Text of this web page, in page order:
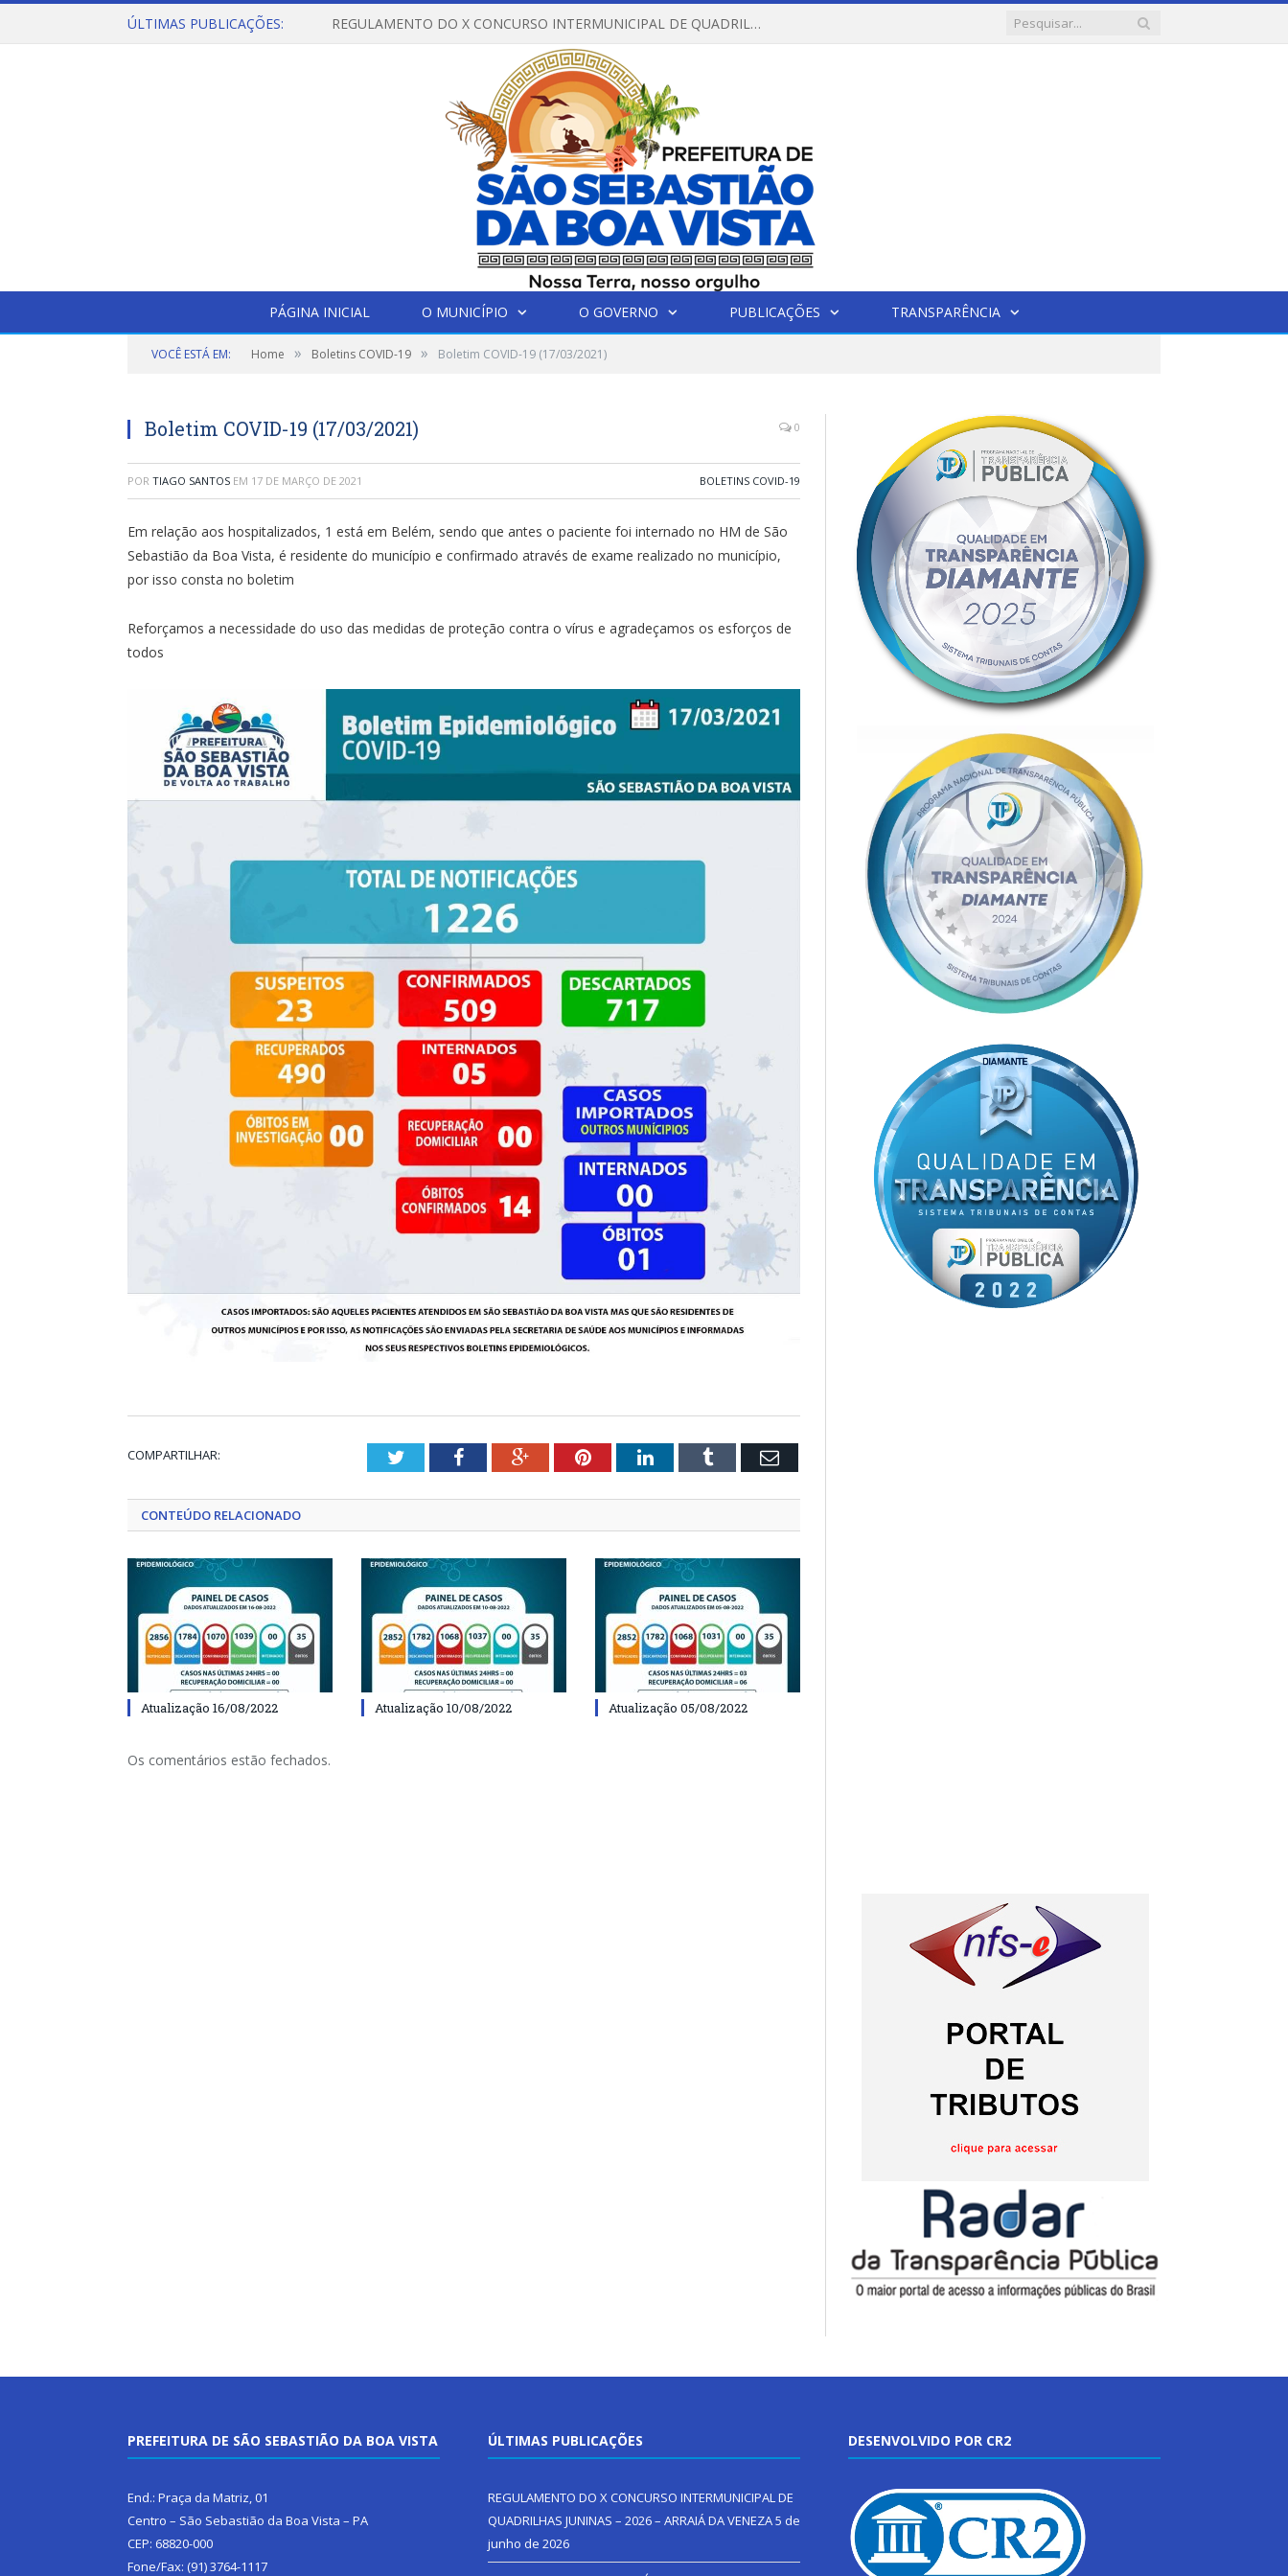
ÚLTIMAS PUBLICAÇÕES: REGULAMENTO DO X CONCURSO INTERMUNICIPAL DE QUADRILHAS JUNINAS – 2026 – ARRAIÁ DA VENEZA
PÁGINA INICIAL O MUNICÍPIO O GOVERNO PUBLICAÇÕES TRANSPARÊNCIA
VOCÊ ESTÁ EM: Home » Boletins COVID-19 » Boletim COVID-19 (17/03/2021)
Boletim COVID-19 (17/03/2021) 0
POR TIAGO SANTOS EM 17 DE MARÇO DE 2021 BOLETINS COVID-19
Em relação aos hospitalizados, 1 está em Belém, sendo que antes o paciente foi internado no HM de São
Sebastião da Boa Vista, é residente do município e confirmado através de exame realizado no município,
por isso consta no boletim
Reforçamos a necessidade do uso das medidas de proteção contra o vírus e agradeçamos os esforços de
todos
COMPARTILHAR: TwitterFacebookGoogle+PinterestLinkedInTumblr Email
CONTEÚDO RELACIONADO
Atualização 16/08/2022 Atualização 10/08/2022 Atualização 05/08/2022
Os comentários estão fechados.
PREFEITURA DE SÃO SEBASTIÃO DA BOA VISTA
End.: Praça da Matriz, 01
Centro – São Sebastião da Boa Vista – PA
CEP: 68820-000
Fone/Fax: (91) 3764-1117
ÚLTIMAS PUBLICAÇÕES
REGULAMENTO DO X CONCURSO INTERMUNICIPAL DE
QUADRILHAS JUNINAS – 2026 – ARRAIÁ DA VENEZA5 de
junho de 2026
DESENVOLVIDO POR CR2